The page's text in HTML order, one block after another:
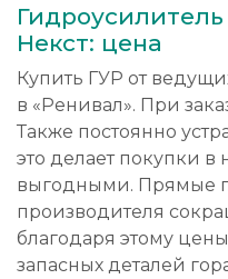
Некст: цена
Купить ГУР от
в «Ренивал». При
Также постоянно
это делает покупки
выгодными. Прямые
производителя
благодаря этому
запасных деталей